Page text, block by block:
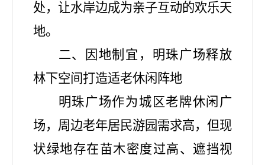
处，让水岸边成为亲子互动的欢乐天
地。
二、
因地制宜，明珠广场释放
林下空间打造适老休闲阵地
明珠广场作为城区老牌休闲广
场，周边老年居民游园需求高，但现
状绿地存在苗木密度过高、遮挡视